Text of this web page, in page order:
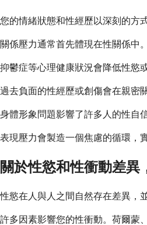
您的情緒狀態和性經歷以深刻的方
關係壓力通常首先體現在性關係中
抑鬱症等心理健康狀況會降低性慾
過去負面的性經歷或創傷會在親密
身體形象問題影響了許多人的性自
表現壓力會製造一個焦慮的循環，
關於性慾和性衝動差異
性慾在人與人之間自然存在差異，
許多因素影響您的性衝動。荷爾蒙